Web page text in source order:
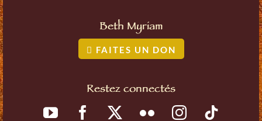
Beth Myriam
FAITES UN DON
Restez connectés